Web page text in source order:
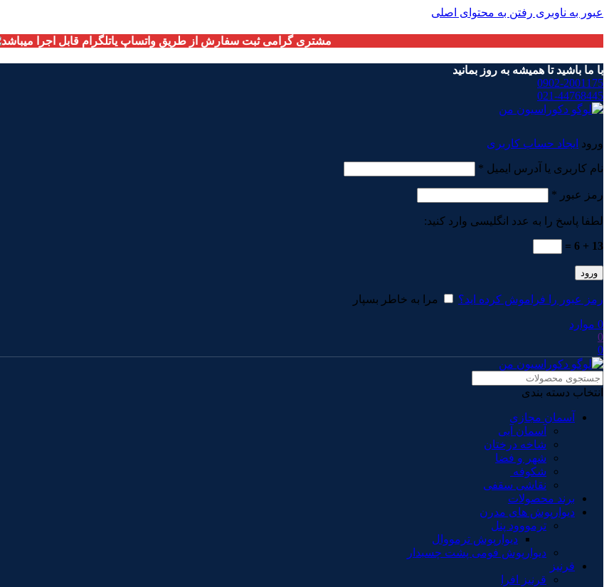
عبور به ناوبری رفتن به محتوای اصلی
مشتری گرامی ثبت سفارش از طریق واتساپ یاتلگرام قابل اجرا میباشد
با ما باشید تا همیشه به روز بمانید
0902-2001175
021-44768445
ورود ایجاد حساب کاربری
نام کاربری یا آدرس ایمیل *
رمز عبور *
لطفا پاسخ را به عدد انگلیسی وارد کنید:
13 + 6 =
ورود
رمز عبور را فراموش کرده اید؟ مرا به خاطر بسپار
0 موارد
0
0
انتخاب دسته بندی
آسمان مجازی
آسمان آبی
شاخه درختان
شهر و فضا
شکوفه
نقاشی سقفی
برند محصولات
دیوارپوش های مدرن
ترمووود پنل
دیوارپوش ترمووال
دیوارپوش فومی پشت چسبدار
قرنیز
قرنیز افرا